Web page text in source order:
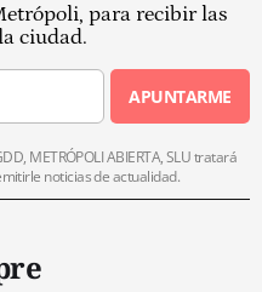
para recibir las
ciudad.
APUNTARME
METRÓPOLI ABIERTA, SLU tratará
noticias de actualidad.